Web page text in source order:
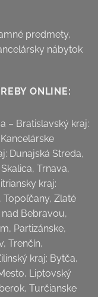
predmety,
nábytok
ONLINE:
– Bratislavský kraj:
Dunajská Streda,
Trnava,
kraj:
Topoľčany, Zlaté
Bebravou,
Partizánske,
Trenčín,
kraj: Bytča,
Liptovský
Turčianske